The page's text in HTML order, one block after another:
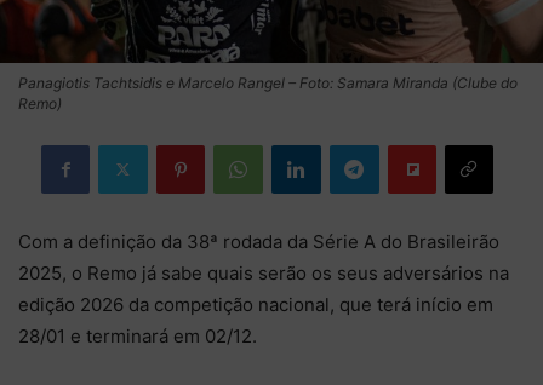
Panagiotis Tachtsidis e Marcelo Rangel – Foto: Samara Miranda (Clube do
Remo)
Com a definição da 38ª rodada da Série A do Brasileirão
2025, o Remo já sabe quais serão os seus adversários na
edição 2026 da competição nacional, que terá início em
28/01 e terminará em 02/12.